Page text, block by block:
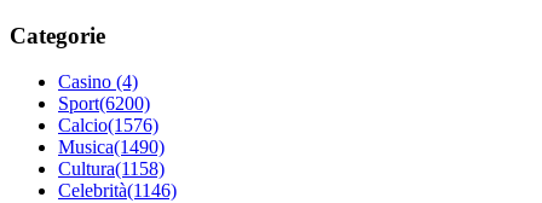
Categorie
Casino (4)
Sport(6200)
Calcio(1576)
Musica(1490)
Cultura(1158)
Celebrità(1146)